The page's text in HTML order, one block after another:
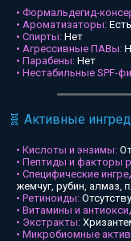
• Формальдегид-
• Ароматизаторы:
• Спирты: Нет
• Агрессивные ПАВы:
• Парабены: Нет
• Нестабильные SPF-
🧬 Активные
• Кислоты и энзимы:
• Пептиды и факторы
• Специфические
жемчуг, рубин, алмаз,
• Ретиноиды:
• Витамины и
• Экстракты:
• Микробиомные